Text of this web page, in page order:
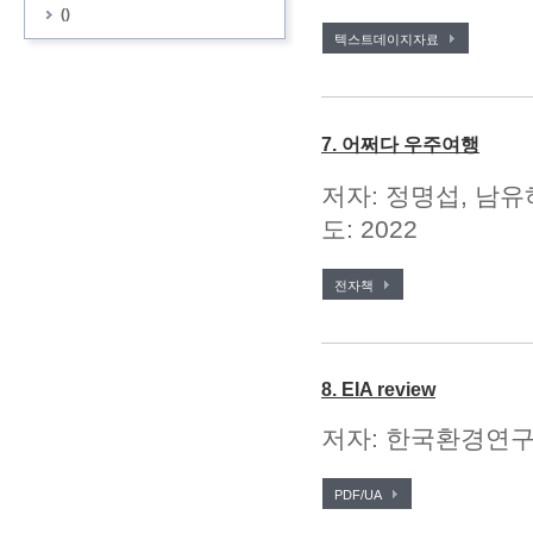
()
텍스트데이지자료
7. 어쩌다 우주여행
저자: 정명섭, 남
도: 2022
전자책
8. EIA review
저자: 한국환경연
PDF/UA